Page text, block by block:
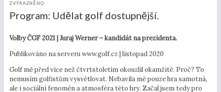
Program: Udělat golf dostupnější.
ZVÝRAZNĚNO
Volby ČGF 2021 | Juraj Werner – kandidát na prezidenta.
Publikováno na serveru www.golf.cz | listopad 2020
Golf mě před více než čtvrtstoletím okouzlil okamžitě. Proč? To
nemusím golfistům vysvětlovat. Nebavila mě pouze hra samotná,
ale i sociální fenomén a atmosféra této hry. Začal jsem tedy pro